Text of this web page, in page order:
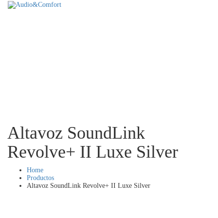
Altavoz SoundLink
Revolve+ II Luxe Silver
Home
Productos
Altavoz SoundLink Revolve+ II Luxe Silver